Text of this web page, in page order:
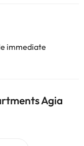
immediate
Agia